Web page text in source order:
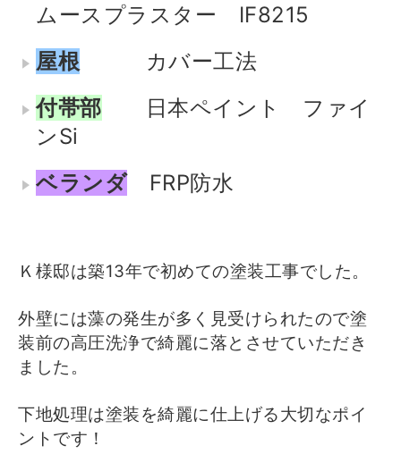
ムースプラスター IF8215
屋根
カバー工法
付帯部
日本ペイント ファイ
ンSi
ベランダFRP防水
Ｋ様邸は築13年で初めての塗装工事でした。
外壁には藻の発生が多く見受けられたので塗
装前の高圧洗浄で綺麗に落とさせていただき
ました。
下地処理は塗装を綺麗に仕上げる大切なポイ
ントです！